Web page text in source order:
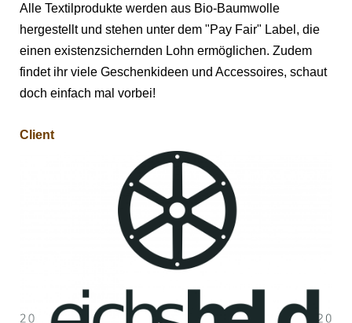
Alle Textilprodukte werden aus Bio-Baumwolle
hergestellt und stehen unter dem "Pay Fair" Label, die
einen existenzsichernden Lohn ermöglichen. Zudem
findet ihr viele Geschenkideen und Accessoires, schaut
doch einfach mal vorbei!
Client